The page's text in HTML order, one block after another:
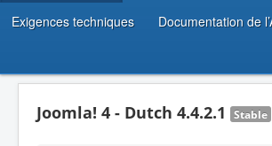
Exigences techniques Documentation de
Joomla! 4 - Dutch 4.4.2.1 Stable